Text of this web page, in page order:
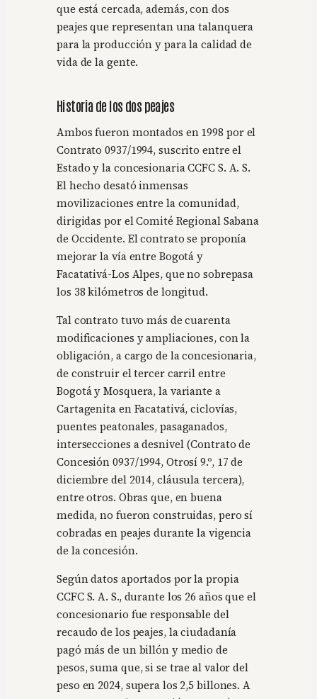
que está cercada, además, con dos
peajes que representan una talanquera
para la producción y para la calidad de
vida de la gente.
Historia de los dos peajes
Ambos fueron montados en 1998 por el
Contrato 0937/1994, suscrito entre el
Estado y la concesionaria CCFC S. A. S.
El hecho desató inmensas
movilizaciones entre la comunidad,
dirigidas por el Comité Regional Sabana
de Occidente. El contrato se proponía
mejorar la vía entre Bogotá y
Facatativá-Los Alpes, que no sobrepasa
los 38 kilómetros de longitud.
Tal contrato tuvo más de cuarenta
modificaciones y ampliaciones, con la
obligación, a cargo de la concesionaria,
de construir el tercer carril entre
Bogotá y Mosquera, la variante a
Cartagenita en Facatativá, ciclovías,
puentes peatonales, pasaganados,
intersecciones a desnivel (Contrato de
Concesión 0937/1994, Otrosí 9.º, 17 de
diciembre del 2014, cláusula tercera),
entre otros. Obras que, en buena
medida, no fueron construidas, pero sí
cobradas en peajes durante la vigencia
de la concesión.
Según datos aportados por la propia
CCFC S. A. S., durante los 26 años que el
concesionario fue responsable del
recaudo de los peajes, la ciudadanía
pagó más de un billón y medio de
pesos, suma que, si se trae al valor del
peso en 2024, supera los 2,5 billones. A